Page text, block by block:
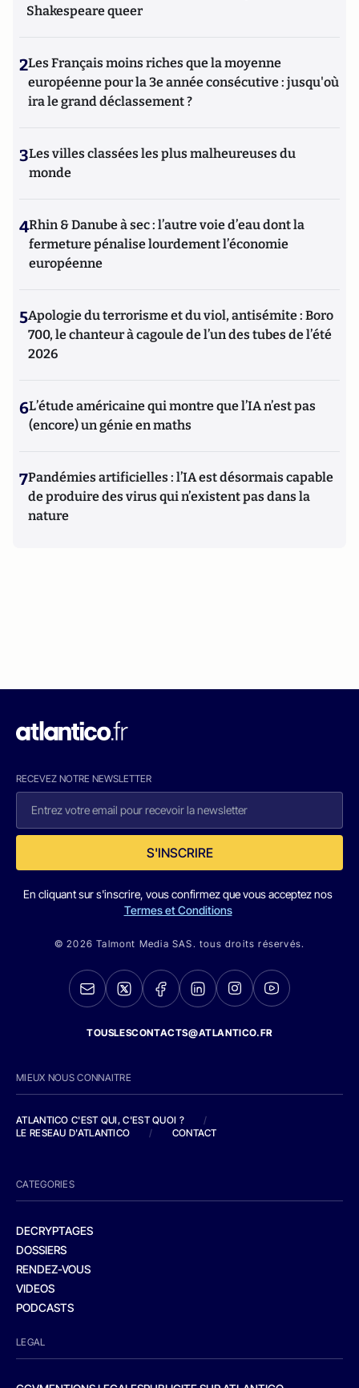
Shakespeare queer
2Les Français moins riches que la moyenne
européenne pour la 3e année consécutive : jusqu'où
ira le grand déclassement ?
3Les villes classées les plus malheureuses du
monde
4Rhin & Danube à sec : l’autre voie d’eau dont la
fermeture pénalise lourdement l’économie
européenne
5Apologie du terrorisme et du viol, antisémite : Boro
700, le chanteur à cagoule de l’un des tubes de l’été
2026
6L’étude américaine qui montre que l’IA n’est pas
(encore) un génie en maths
7Pandémies artificielles : l’IA est désormais capable
de produire des virus qui n’existent pas dans la
nature
RECEVEZ NOTRE NEWSLETTER
S'INSCRIRE
En cliquant sur s'inscrire, vous confirmez que vous acceptez nos
Termes et Conditions
© 2026 Talmont Media SAS. tous droits réservés.
TOUSLESCONTACTS@ATLANTICO.FR
MIEUX NOUS CONNAITRE
ATLANTICO C'EST QUI, C'EST QUOI ?
/
LE RESEAU D'ATLANTICO
/ CONTACT
CATEGORIES
DECRYPTAGES
DOSSIERS
RENDEZ-VOUS
VIDEOS
PODCASTS
LEGAL